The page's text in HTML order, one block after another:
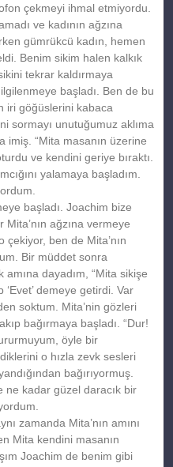
çekmeyi ihmal etmiyordu.
ve kadının ağzına
gümrükcü kadın, hemen
Benim sikim halen kalkık
tekrar kaldırmaya
başladı. Ben de bu
iri göğüslerini kabaca
sormayı unutuğumuz aklıma
“Mita masanın üzerine
ve kendini geriye bıraktı.
yalamaya başladım.
başladı. Joachim bize
Mita’nın ağzına vermeye
çekiyor, ben de Mita’nın
Bir müddet sonra
amına dayadım, “Mita sikişe
‘Evet’ demeye getirdi. Var
soktum. Mita’nin gözleri
bağırmaya başladı. “Dur!
öyle bir
o hızla zevk sesleri
bağırıyormuş.
ne kadar güzel daracık bir
zamanda Mita’nın amını
Mita kendini masanın
Joachim de benim gibi